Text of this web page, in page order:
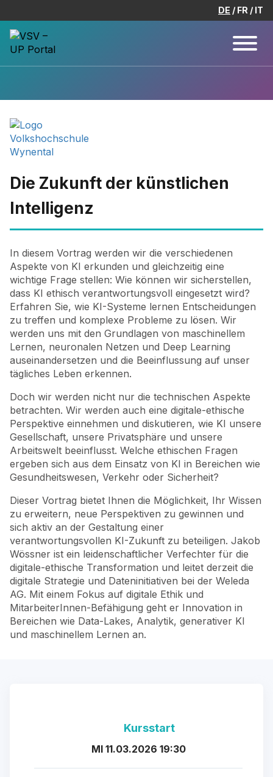
DE FR IT
Die Zukunft der künstlichen
Intelligenz
In diesem Vortrag werden wir die verschiedenen
Aspekte von KI erkunden und gleichzeitig eine
wichtige Frage stellen: Wie können wir sicherstellen,
dass KI ethisch verantwortungsvoll eingesetzt wird?
Erfahren Sie, wie KI-Systeme lernen Entscheidungen
zu treffen und komplexe Probleme zu lösen. Wir
werden uns mit den Grundlagen von maschinellem
Lernen, neuronalen Netzen und Deep Learning
auseinandersetzen und die Beeinflussung auf unser
tägliches Leben erkennen.
Doch wir werden nicht nur die technischen Aspekte
betrachten. Wir werden auch eine digitale-ethische
Perspektive einnehmen und diskutieren, wie KI unsere
Gesellschaft, unsere Privatsphäre und unsere
Arbeitswelt beeinflusst. Welche ethischen Fragen
ergeben sich aus dem Einsatz von KI in Bereichen wie
Gesundheitswesen, Verkehr oder Sicherheit?
Dieser Vortrag bietet Ihnen die Möglichkeit, Ihr Wissen
zu erweitern, neue Perspektiven zu gewinnen und
sich aktiv an der Gestaltung einer
verantwortungsvollen KI-Zukunft zu beteiligen. Jakob
Wössner ist ein leidenschaftlicher Verfechter für die
digitale-ethische Transformation und leitet derzeit die
digitale Strategie und Dateninitiativen bei der Weleda
AG. Mit einem Fokus auf digitale Ethik und
MitarbeiterInnen-Befähigung geht er Innovation in
Bereichen wie Data-Lakes, Analytik, generativer KI
und maschinellem Lernen an.
Kursstart
MI 11.03.2026 19:30